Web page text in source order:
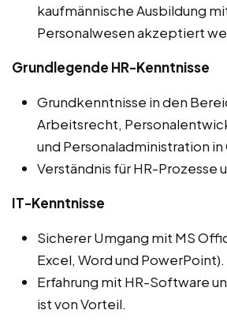
kaufmännische Ausbildung
Personalwesen akzeptiert
Grundlegende HR-Kenntnisse
Grundkenntnisse in den
Arbeitsrecht,
und Personaladministration
Verständnis für HR-Prozesse
IT-Kenntnisse
Sicherer Umgang mit MS
Excel, Word und PowerPoint).
Erfahrung mit HR-Software
ist von Vorteil.